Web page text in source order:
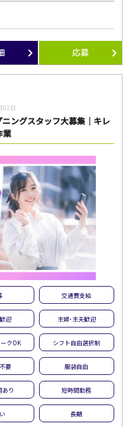
応募
02日
ングスタッフ大募集｜キレ
業
交通費支給
迎 主婦･主夫歓迎
クOK シフト自由選択制
要 服装自由
あり 短時間勤務
長期